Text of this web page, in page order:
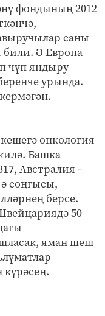
фондының 2012
саны
били. Ә Европа
чүп яндыру
урында.
онкология
Башка
Австралия -
ә соңгысы,
берсе.
50
яман шеш